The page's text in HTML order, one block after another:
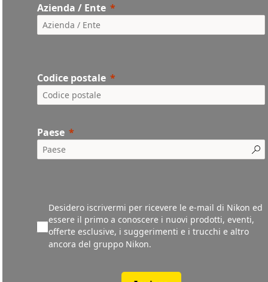
Azienda / Ente
Codice postale
Paese
Desidero iscrivermi per ricevere le e-mail di Nikon ed
essere il primo a conoscere i nuovi prodotti, eventi,
offerte esclusive, i suggerimenti e i trucchi e altro
ancora del gruppo Nikon.